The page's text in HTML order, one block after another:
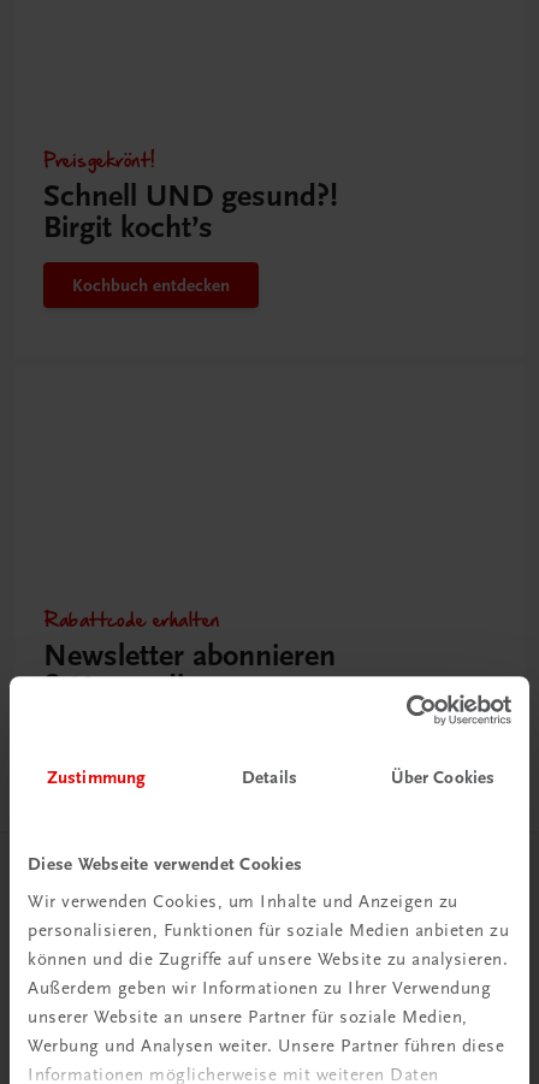
Zustimmung Details Über Cookies
Diese Webseite verwendet Cookies
Wir verwenden Cookies, um Inhalte und Anzeigen zu
personalisieren, Funktionen für soziale Medien anbieten zu
können und die Zugriffe auf unsere Website zu analysieren.
Außerdem geben wir Informationen zu Ihrer Verwendung
unserer Website an unsere Partner für soziale Medien,
Werbung und Analysen weiter. Unsere Partner führen diese
Informationen möglicherweise mit weiteren Daten
Preisgekrönt!
Schnell UND gesund?!
Birgit kocht’s
Kochbuch entdecken
Rabattcode erhalten
Newsletter abonnieren
& Versandkosten sparen
Herzlich willkommen bei TRAUNER!
Wir über uns